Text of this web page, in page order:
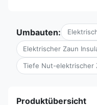
Umbauten:
Elektrischer Zaun
Tiefe Nut-elektrischer
Produktübersicht